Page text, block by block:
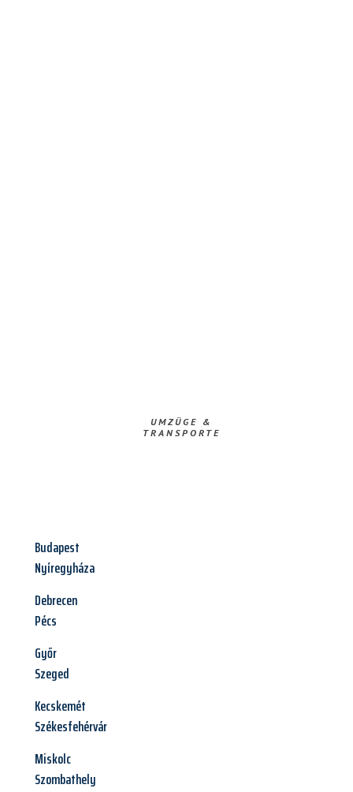
UMZÜGE &
TRANSPORTE
Budapest
Nyíregyháza
Debrecen
Pécs
Győr
Szeged
Kecskemét
Székesfehérvár
Miskolc
Szombathely